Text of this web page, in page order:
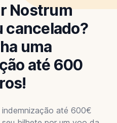
Nostrum
cancelado?
uma
até 600
até 600€